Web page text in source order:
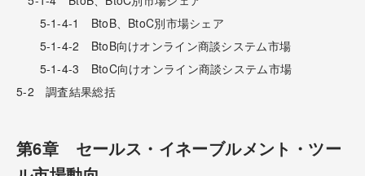
5-1-4-1 BtoB、BtoC別市場シェア
5-1-4-2 BtoB向けオンライン商談システム市場
5-1-4-3 BtoC向けオンライン商談システム市場
5-2 調査結果総括
第6章 セールス・イネーブルメント・ツー